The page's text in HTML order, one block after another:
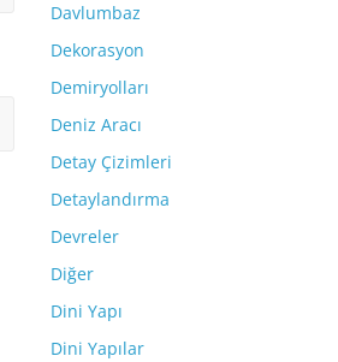
Davlumbaz
Dekorasyon
Demiryolları
Deniz Aracı
Detay Çizimleri
Detaylandırma
Devreler
Diğer
Dini Yapı
Dini Yapılar